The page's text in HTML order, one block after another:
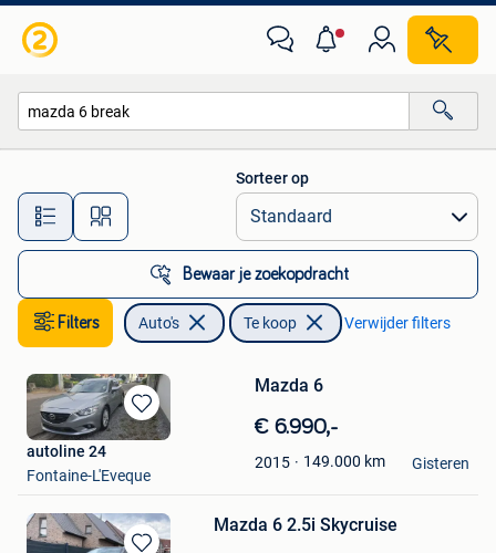
Alle afstanden…
Sorteer op
Bewaar je zoekopdracht
Filters Auto's Te koop Verwijder filters
Bewaren
in
Favorieten
Mazda 6
€ 6.990,-
2015 149.000 km
autoline 24
Fontaine-L'Eveque
Gisteren
Mazda 6 2.5i Skycruise